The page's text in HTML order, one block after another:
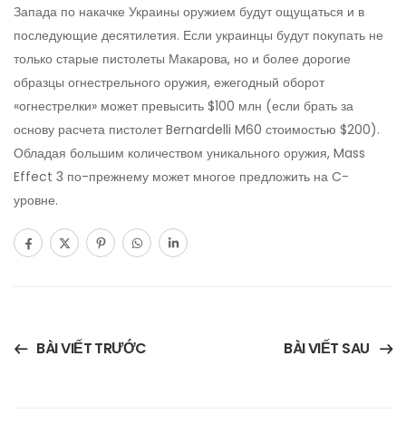
Запада по накачке Украины оружием будут ощущаться и в
последующие десятилетия. Если украинцы будут покупать не
только старые пистолеты Макарова, но и более дорогие
образцы огнестрельного оружия, ежегодный оборот
«огнестрелки» может превысить $100 млн (если брать за
основу расчета пистолет Bernardelli M60 стоимостью $200).
Обладая большим количеством уникального оружия, Mass
Effect 3 по-прежнему может многое предложить на C-
уровне.
BÀI VIẾT TRƯỚC BÀI VIẾT SAU